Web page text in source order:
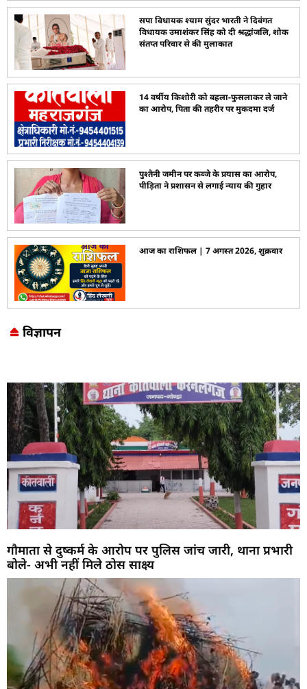
सपा विधायक श्याम सुंदर भारती ने दिवंगत
विधायक उमाशंकर सिंह को दी श्रद्धांजलि, शोक
संतप्त परिवार से की मुलाकात
14 वर्षीय किशोरी को बहला-फुसलाकर ले जाने
का आरोप, पिता की तहरीर पर मुकदमा दर्ज
पुश्तैनी जमीन पर कब्जे के प्रयास का आरोप,
पीड़िता ने प्रशासन से लगाई न्याय की गुहार
आज का राशिफल | 7 अगस्त 2026, शुक्रवार
विज्ञापन
गौमाता से दुष्कर्म के आरोप पर पुलिस जांच जारी, थाना प्रभारी
बोले- अभी नहीं मिले ठोस साक्ष्य